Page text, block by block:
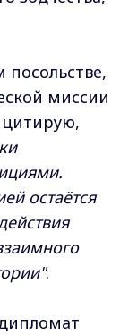
миссии
остаётся
.